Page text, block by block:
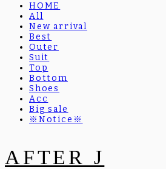
HOME
All
New arrival
Best
Outer
Suit
Top
Bottom
Shoes
Acc
Big sale
※Notice※
AFTER J